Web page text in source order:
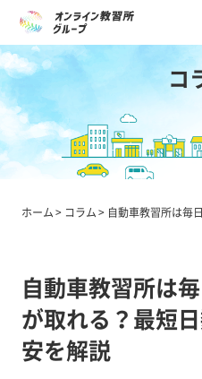
コ
ホーム コラム 自動車教習所は毎
自動車教習所は
が取れる？最短
安を解説